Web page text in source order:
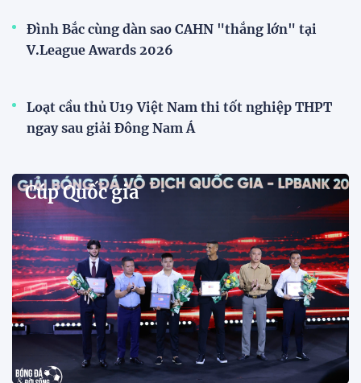
tập để theo dõi sao nhập tịch tuyển Việt Nam
Buổi tập của tuyển Việt Nam chiều nay (29/7) bất
ngờ thu hút sự chú ý của truyền thông Singapore
khi một phóng viên có mặt tại sân để trực tiếp theo
dõi màn thể hiện của các ngôi sao nhập tịch.
Đình Bắc cùng dàn sao CAHN "thắng lớn" tại
V.League Awards 2026